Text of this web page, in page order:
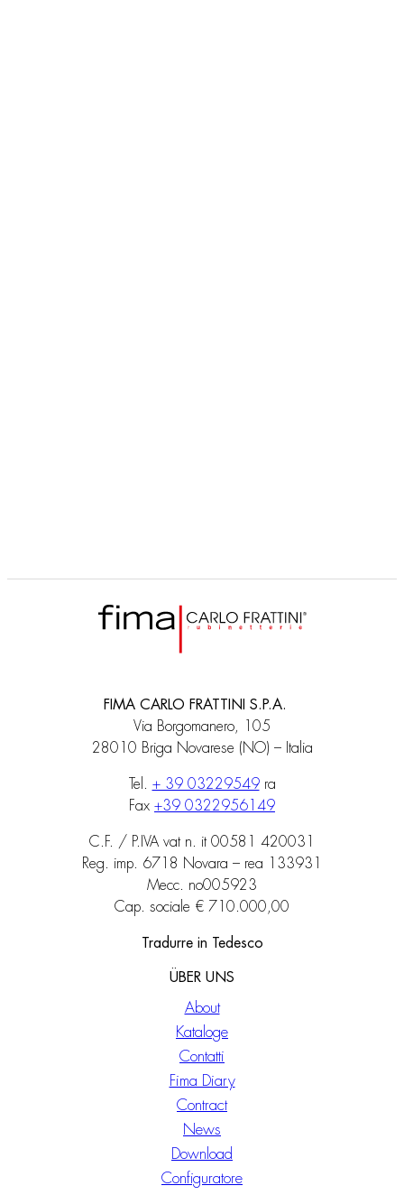
FIMA CARLO FRATTINI S.P.A.
Via Borgomanero, 105
28010 Briga Novarese (NO) – Italia
Tel. + 39 03229549ra
Fax +39 0322956149
C.F. / P.IVA vat n. it 00581 420031
Reg. imp. 6718 Novara – rea 133931
Mecc. no005923
Cap. sociale € 710.000,00
Tradurre in Tedesco
ÜBER UNS
About
Kataloge
Contatti
Fima Diary
Contract
News
Download
Configuratore